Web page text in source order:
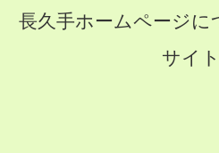
長久手ホームページに
サイ